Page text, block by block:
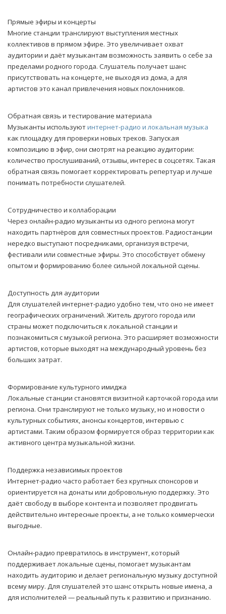
Прямые эфиры и концерты
Многие станции транслируют выступления местных
коллективов в прямом эфире. Это увеличивает охват
аудитории и даёт музыкантам возможность заявить о себе за
пределами родного города. Слушатель получает шанс
присутствовать на концерте, не выходя из дома, а для
артистов это канал привлечения новых поклонников.
Обратная связь и тестирование материала
Музыканты используютинтернет-радио и локальная музыка
как площадку для проверки новых треков. Запуская
композицию в эфир, они смотрят на реакцию аудитории:
количество прослушиваний, отзывы, интерес в соцсетях. Такая
обратная связь помогает корректировать репертуар и лучше
понимать потребности слушателей.
Сотрудничество и коллаборации
Через онлайн-радио музыканты из одного региона могут
находить партнёров для совместных проектов. Радиостанции
нередко выступают посредниками, организуя встречи,
фестивали или совместные эфиры. Это способствует обмену
опытом и формированию более сильной локальной сцены.
Доступность для аудитории
Для слушателей интернет-радио удобно тем, что оно не имеет
географических ограничений. Житель другого города или
страны может подключиться к локальной станции и
познакомиться с музыкой региона. Это расширяет возможности
артистов, которые выходят на международный уровень без
больших затрат.
Формирование культурного имиджа
Локальные станции становятся визитной карточкой города или
региона. Они транслируют не только музыку, но и новости о
культурных событиях, анонсы концертов, интервью с
артистами. Таким образом формируется образ территории как
активного центра музыкальной жизни.
Поддержка независимых проектов
Интернет-радио часто работает без крупных спонсоров и
ориентируется на донаты или добровольную поддержку. Это
даёт свободу в выборе контента и позволяет продвигать
действительно интересные проекты, а не только коммерчески
выгодные.
Онлайн-радио превратилось в инструмент, который
поддерживает локальные сцены, помогает музыкантам
находить аудиторию и делает региональную музыку доступной
всему миру. Для слушателей это шанс открыть новые имена, а
для исполнителей — реальный путь к развитию и признанию.